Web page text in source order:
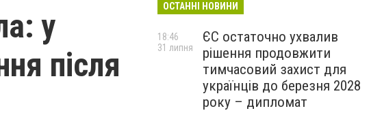
у
після
ОСТАННІ НОВИНИ
ЄС остаточно ухвалив
рішення продовжити
тимчасовий захист для
українців до березня 2028
року – дипломат
18:46
31 липня